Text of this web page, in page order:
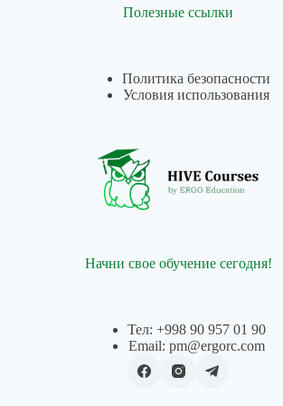
Полезные ссылки
Политика безопасности
Условия использования
Начни свое обучение сегодня!
Тел: +998 90 957 01 90
Email: pm@ergorc.com